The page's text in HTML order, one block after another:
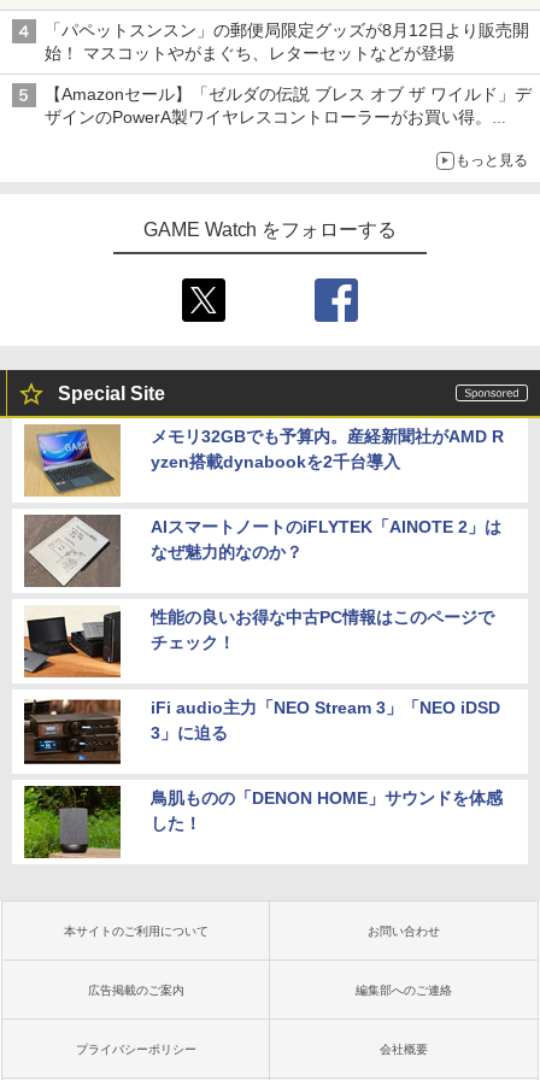
ニンテンドーeショップでは「大神 絶景版」が67%オフで990円
「パペットスンスン」の郵便局限定グッズが8月12日より販売開
始！ マスコットやがまぐち、レターセットなどが登場
【Amazonセール】「ゼルダの伝説 ブレス オブ ザ ワイルド」デ
ザインのPowerA製ワイヤレスコントローラーがお買い得。
もっと見る
GAME Watch をフォローする
Special Site
メモリ32GBでも予算内。産経新聞社がAMD R
yzen搭載dynabookを2千台導入
AIスマートノートのiFLYTEK「AINOTE 2」は
なぜ魅力的なのか？
性能の良いお得な中古PC情報はこのページで
チェック！
iFi audio主力「NEO Stream 3」「NEO iDSD
3」に迫る
鳥肌ものの「DENON HOME」サウンドを体感
した！
本サイトのご利用について お問い合わせ
広告掲載のご案内 編集部へのご連絡
プライバシーポリシー 会社概要